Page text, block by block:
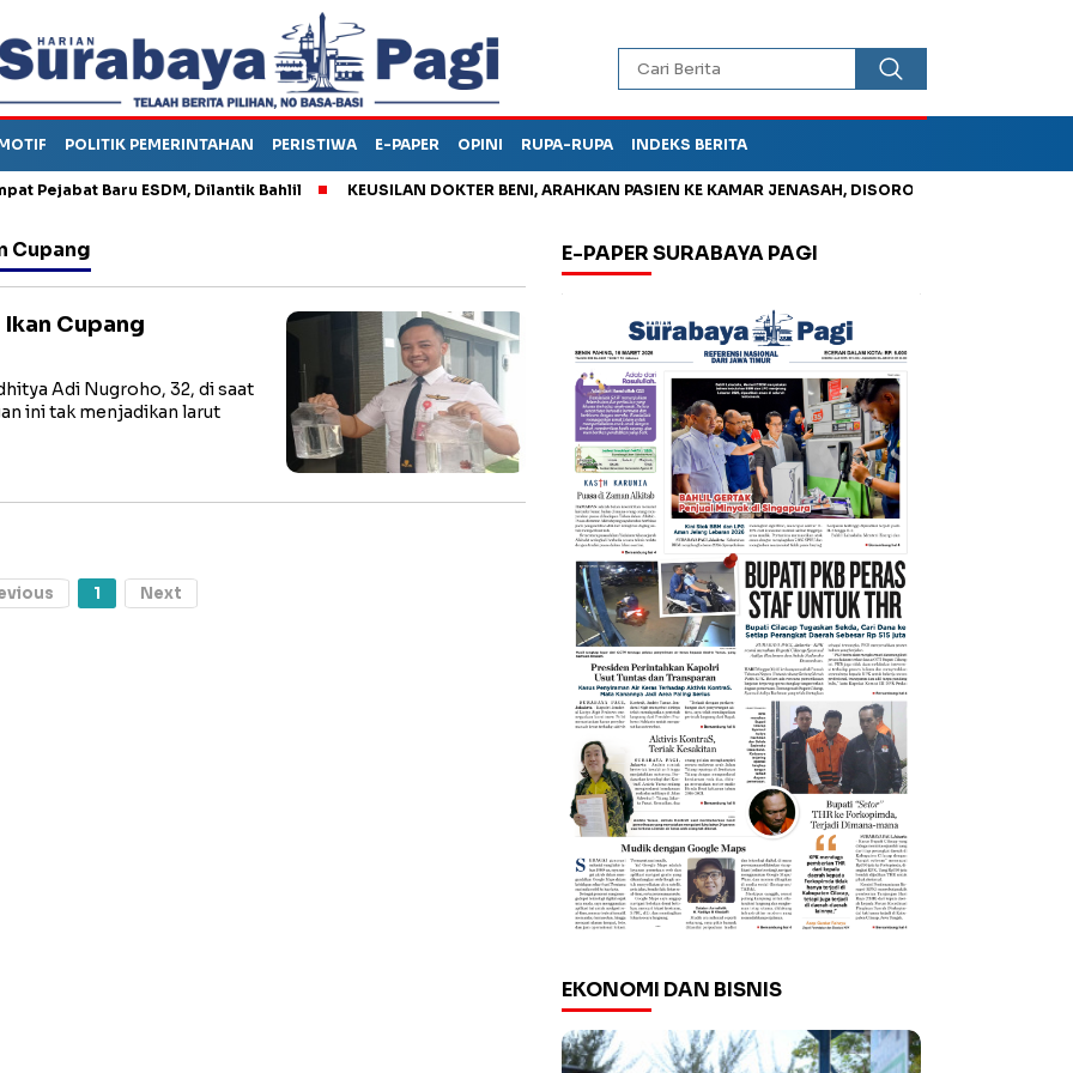
POLITIK PEMERINTAHAN PERISTIWA E-PAPER OPINI RUPA-RUPA INDEKS BERITA
Baru ESDM, Dilantik Bahlil KEUSILAN DOKTER BENI, ARAHKAN PASIEN KE KAMAR JENASAH, DISOROT
Cupang
Cupang
Adi Nugroho, 32, di saat
ini tak menjadikan larut
1 Next
E-PAPER SURABAYA PAGI
EKONOMI DAN BISNIS